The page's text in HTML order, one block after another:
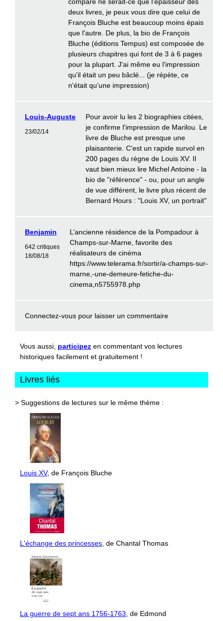
deux livres, je peux vous dire que celui de
François Bluche est beaucoup moins épais
que l'autre. De plus, la bio de François
Bluche (éditions Tempus) est composée de
plusieurs chapitres qui font de 3 à 6 pages
pour la plupart. J'ai même eu l'impression
qu'il était un peu bâclé... (je répète, ce
n'était qu'une impression)
Louis-Auguste
23/02/14
Pour avoir lu les 2 biographies citées,
je confirme l'impression de Marilou. Le
livre de Bluche est presque une
plaisanterie. C'est un rapide survol en
200 pages du règne de Louis XV. Il
vaut bien mieux lire Michel Antoine - la
bio de "référence" - ou, pour un angle
de vue différent, le livre plus récent de
Bernard Hours : "Louis XV, un portrait"
Benjamin
642 critiques
18/08/18
L’ancienne résidence de la Pompadour à
Champs-sur-Marne, favorite des
réalisateurs de cinéma
https://www.telerama.fr/sortir/a-champs-sur-
marne,-une-demeure-fetiche-du-
cinema,n5755978.php
Connectez-vous pour laisser un commentaire
Vous aussi, participez en commentant vos lectures
historiques facilement et gratuitement !
Livres liés
> Suggestions de lectures sur le même thème :
Louis XV, de François Bluche
L'échange des princesses , de Chantal Thomas
La guerre de sept ans 1756-1763 , de Edmond